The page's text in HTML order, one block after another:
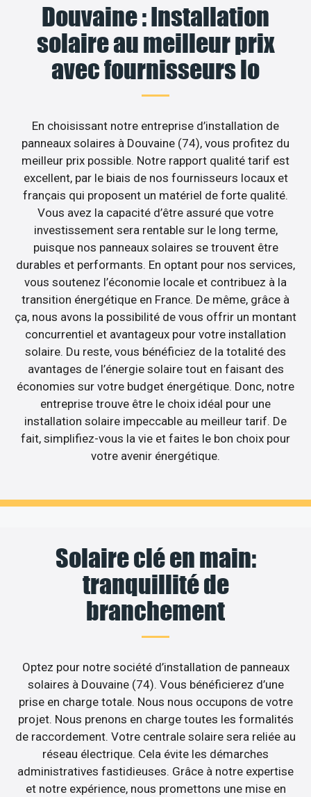
Douvaine : Installation
solaire au meilleur prix
avec fournisseurs lo
En choisissant notre entreprise d’installation de
panneaux solaires à Douvaine (74), vous profitez du
meilleur prix possible. Notre rapport qualité tarif est
excellent, par le biais de nos fournisseurs locaux et
français qui proposent un matériel de forte qualité.
Vous avez la capacité d’être assuré que votre
investissement sera rentable sur le long terme,
puisque nos panneaux solaires se trouvent être
durables et performants. En optant pour nos services,
vous soutenez l’économie locale et contribuez à la
transition énergétique en France. De même, grâce à
ça, nous avons la possibilité de vous offrir un montant
concurrentiel et avantageux pour votre installation
solaire. Du reste, vous bénéficiez de la totalité des
avantages de l’énergie solaire tout en faisant des
économies sur votre budget énergétique. Donc, notre
entreprise trouve être le choix idéal pour une
installation solaire impeccable au meilleur tarif. De
fait, simplifiez-vous la vie et faites le bon choix pour
votre avenir énergétique.
Solaire clé en main:
tranquillité de
branchement
Optez pour notre société d’installation de panneaux
solaires à Douvaine (74). Vous bénéficierez d’une
prise en charge totale. Nous nous occupons de votre
projet. Nous prenons en charge toutes les formalités
de raccordement. Votre centrale solaire sera reliée au
réseau électrique. Cela évite les démarches
administratives fastidieuses. Grâce à notre expertise
et notre expérience, nous promettons une mise en